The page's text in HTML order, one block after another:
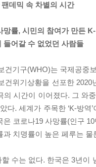
데믹 속 차별의 시간
망률, 시민의 참여가 만든
들어갈 수 없었던 사람들
건기구(WHO)는 국제공중
건위기상황을 선포한
의 시간이 이어졌다. 그 와
다. 세계가 주목한 ‘K-방
은 코로나19 사망률(인구
과 치명률이 높은 페루는
수는 없다. 한국은 3년이